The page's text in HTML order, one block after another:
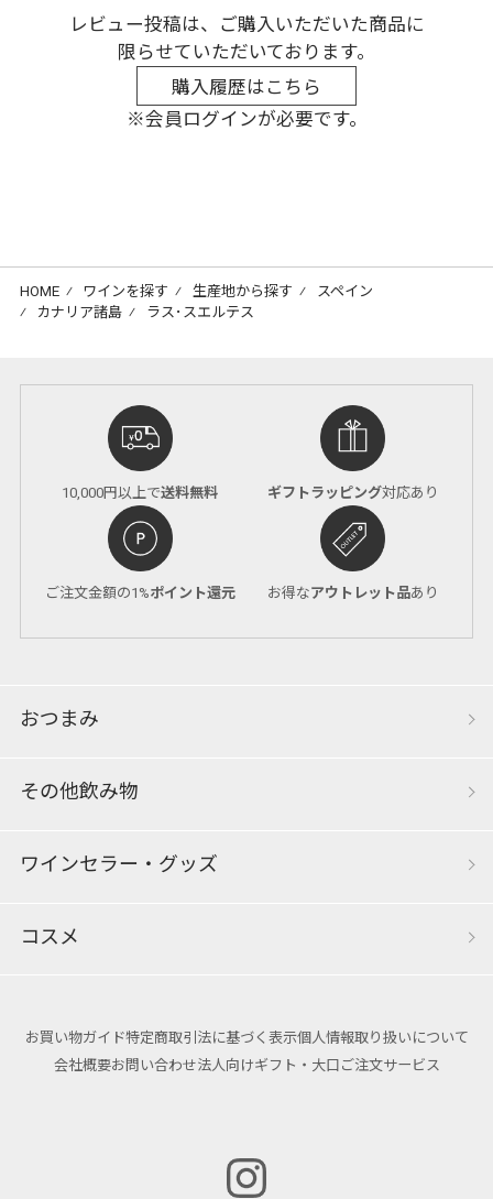
レビュー投稿は、ご購入いただいた商品に
限らせていただいております。
購入履歴はこちら
※会員ログインが必要です。
HOME ⁄ ワインを探す ⁄ 生産地から探す ⁄ スペイン
⁄ カナリア諸島 ⁄ ラス･スエルテス
10,000円以上で送料無料 ギフトラッピング対応あり
ご注文金額の1%ポイント還元 お得なアウトレット品あり
おつまみ
その他飲み物
ワインセラー・グッズ
コスメ
お買い物ガイド特定商取引法に基づく表示個人情報取り扱いについて
会社概要お問い合わせ法人向けギフト・大口ご注文サービス